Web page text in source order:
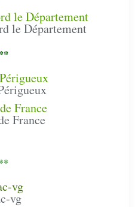
le Département
France
vg